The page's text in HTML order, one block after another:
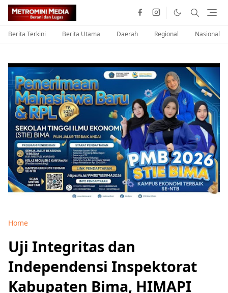
Berita Terkini Berita Utama Daerah Regional Nasional
Home
Uji Integritas dan
Independensi Inspektorat
Kabupaten Bima, HIMAPI